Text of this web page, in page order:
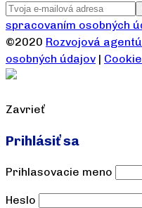
spracovaním osobných
©2020 Rozvojová
osobných údajov |
Zavrieť
Prihlásiť sa
Prihlasovacie meno
Heslo